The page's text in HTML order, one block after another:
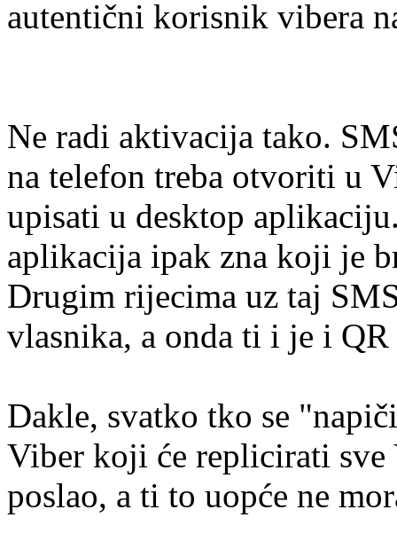
autentični korisnik vibera
Ne radi aktivacija tako.
na telefon treba otvoriti u
upisati u desktop
aplikacija ipak zna koji je
Drugim rijecima uz taj
vlasnika, a onda ti i je i
Dakle, svatko tko se
Viber koji će replicirati
poslao, a ti to uopće ne